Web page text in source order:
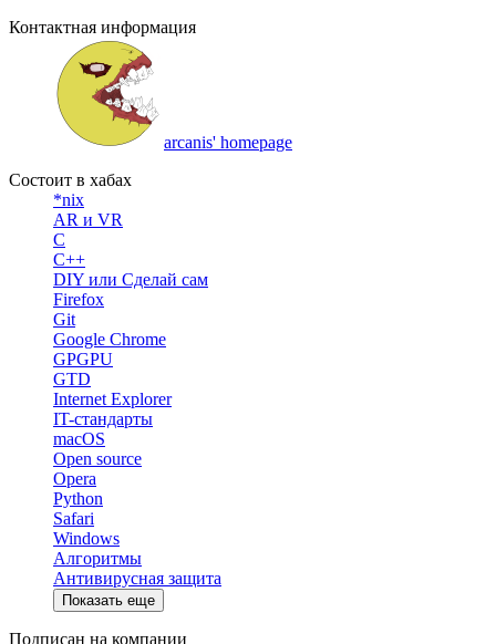
Контактная информация
arcanis' homepage
Состоит в хабах
*nix
AR и VR
C
C++
DIY или Сделай сам
Firefox
Git
Google Chrome
GPGPU
GTD
Internet Explorer
IT-стандарты
macOS
Open source
Opera
Python
Safari
Windows
Алгоритмы
Антивирусная защита
Показать еще
Подписан на компании